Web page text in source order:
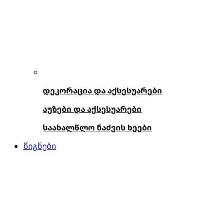
დეკორაცია და აქსესუარები
აუზები და აქსესუარები
საახალწლო ნაძვის ხეები
წიგნები